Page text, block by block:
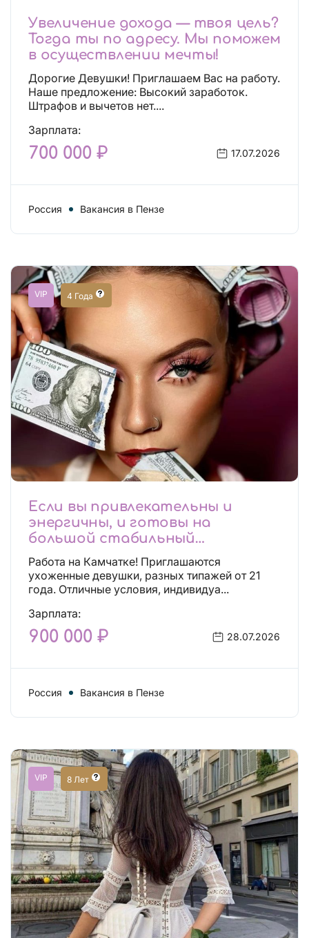
Увеличение дохода — твоя цель?
Тогда ты по адресу. Мы поможем
в осуществлении мечты!
Дорогие Девушки! Приглашаем Вас на работу.
Наше предложение: Высокий заработок.
Штрафов и вычетов нет....
Зарплата:
700 000 ₽ 17.07.2026
Россия Вакансия в Пензе
VIP 4 Года
Если вы привлекательны и
энергичны, и готовы на
большой стабильный
заработок, тогда вы уже нашли,
что искали!
Работа на Камчатке! Приглашаются
ухоженные девушки, разных типажей от 21
года. Отличные условия, индивидуа...
Зарплата:
900 000 ₽ 28.07.2026
Россия Вакансия в Пензе
VIP 8 Лет